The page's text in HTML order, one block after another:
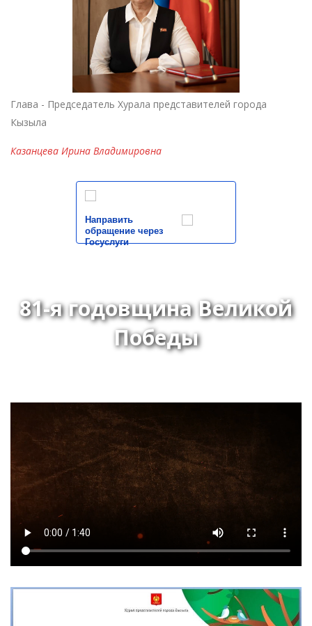
Глава - Председатель Хурала представителей города
Кызыла
Казанцева Ирина Владимировна
Направить
обращение через
Госуслуги
81-я годовщина Великой
Победы